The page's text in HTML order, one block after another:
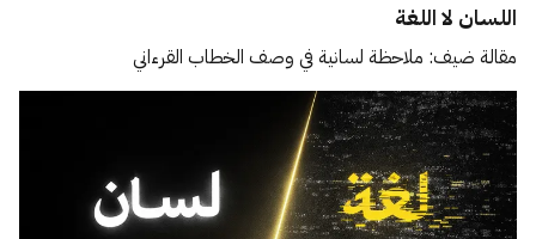
اللسان لا اللغة
مقالة ضيف: ملاحظة لسانية في وصف الخطاب القرءاني